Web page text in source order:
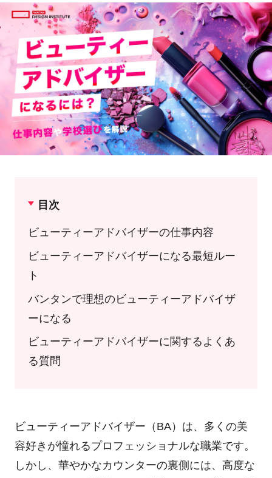
目次
ビューティーアドバイザーの仕事内容
ビューティーアドバイザーになる最短ルー
ト
バンタンで理想のビューティーアドバイザ
ーになる
ビューティーアドバイザーに関するよくあ
る質問
ビューティーアドバイザー（BA）は、多くの美
容好きが憧れるプロフェッショナルな職業です。
しかし、華やかなカウンターの裏側には、高度な